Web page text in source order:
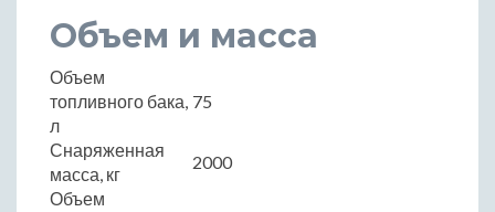
Объем и масса
Объем
топливного бака,
л
75
Снаряженная
масса, кг
2000
Объем